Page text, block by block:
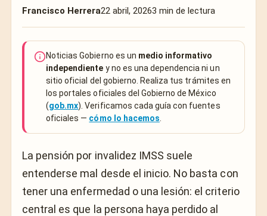
Francisco Herrera22 abril, 20263 min de lectura
Noticias Gobierno es un medio informativo
independiente y no es una dependencia ni un
sitio oficial del gobierno. Realiza tus trámites en
los portales oficiales del Gobierno de México
(gob.mx). Verificamos cada guía con fuentes
oficiales — cómo lo hacemos
La pensión por invalidez IMSS suele
entenderse mal desde el inicio. No basta con
tener una enfermedad o una lesión: el criterio
central es que la persona haya perdido al